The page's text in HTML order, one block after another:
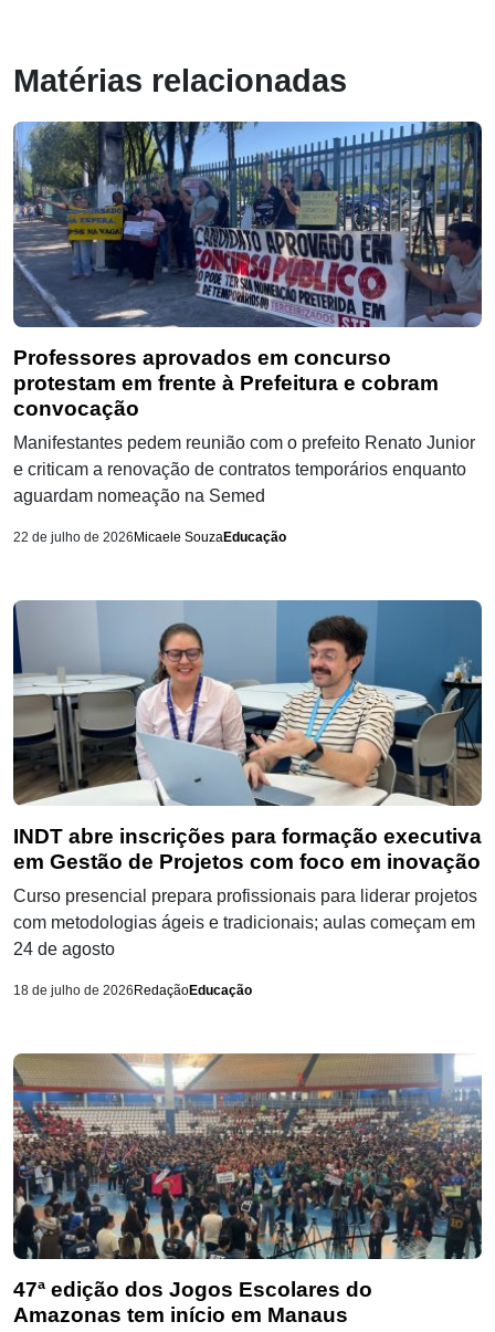
Matérias relacionadas
Professores aprovados em concurso
protestam em frente à Prefeitura e cobram
convocação
Manifestantes pedem reunião com o prefeito Renato Junior
e criticam a renovação de contratos temporários enquanto
aguardam nomeação na Semed
22 de julho de 2026 Micaele SouzaEducação
INDT abre inscrições para formação executiva
em Gestão de Projetos com foco em inovação
Curso presencial prepara profissionais para liderar projetos
com metodologias ágeis e tradicionais; aulas começam em
24 de agosto
18 de julho de 2026 RedaçãoEducação
47ª edição dos Jogos Escolares do
Amazonas tem início em Manaus